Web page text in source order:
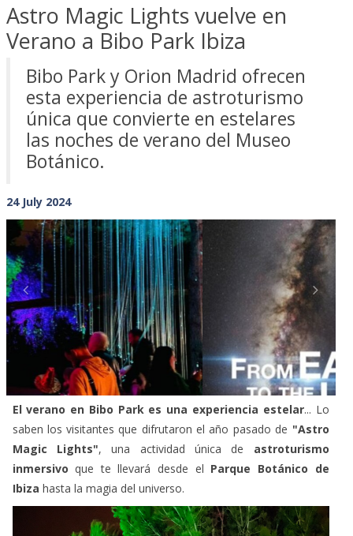
Astro Magic Lights vuelve en
Verano a Bibo Park Ibiza
Bibo Park y Orion Madrid ofrecen
esta experiencia de astroturismo
única que convierte en estelares
las noches de verano del Museo
Botánico.
24 July 2024
Previous Next
El verano en Bibo Park es una experiencia estelar
saben los visitantes que difrutaron el año pasado de
Magic Lights" , una actividad única de
que te llevará desde el
Parque Botánico de
hasta la magia del universo.